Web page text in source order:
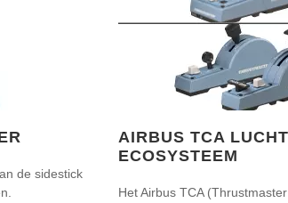
de sidestick
AIRBUS TCA
ECOSYSTEEM
Het Airbus TCA